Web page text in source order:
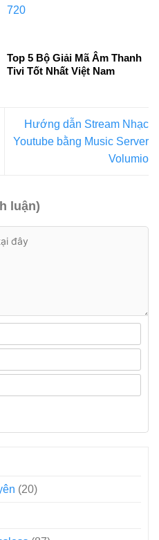
Top 5 Bộ Giải Mã Âm Thanh
Tivi Tốt Nhất Việt Nam
Hướng dẫn Stream Nhạc
Youtube bằng Music Server
Volumio
luận)
(20)